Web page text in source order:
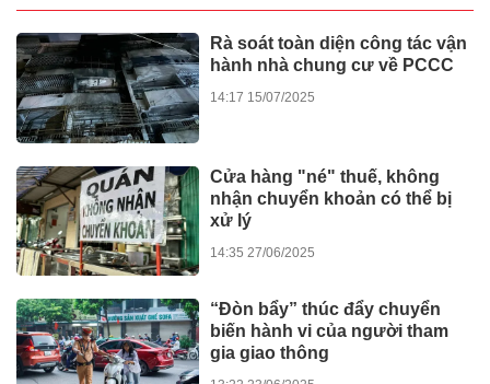
Rà soát toàn diện công tác vận
hành nhà chung cư về PCCC
14:17 15/07/2025
Cửa hàng "né" thuế, không
nhận chuyển khoản có thể bị
xử lý
14:35 27/06/2025
“Đòn bẩy” thúc đẩy chuyển
biến hành vi của người tham
gia giao thông